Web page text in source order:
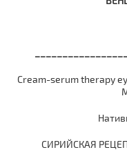
Cream-serum therapy
СИРИЙСКАЯ